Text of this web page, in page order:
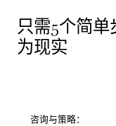
只需5个简
为现实
咨询与策略：